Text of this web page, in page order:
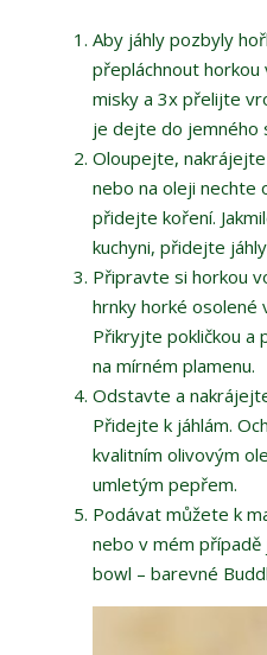
Aby jáhly pozbyly
přepláchnout
misky a 3x přelijte
je dejte do jemného
Oloupejte, nakrájejte
nebo na oleji nechte
přidejte koření.
kuchyni, přidejte
Připravte si horkou
hrnky horké osolené
Přikryjte pokličkou a
na mírném plamenu.
Odstavte a
Přidejte k jáhlám.
kvalitním olivovým
umletým pepřem.
Podávat můžete k
nebo v mém případě
bowl – barevné